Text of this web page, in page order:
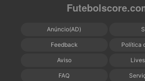
Anúncio(AD)
Feedback Política
Aviso
FAQ